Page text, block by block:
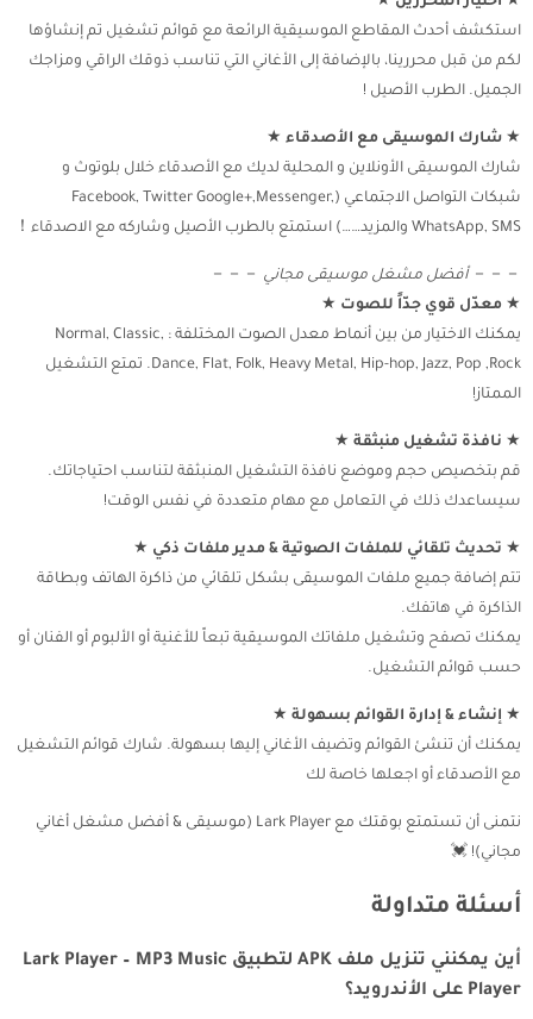
استكشف أحدث المقاطع الموسيقية الرائعة مع قوائم تشغيل تم إنشاؤها
لكم من قبل محررينا، بالإضافة إلى الأغاني التي تناسب ذوقك الراقي ومزاجك
الجميل. الطرب الأصيل !
★ شارك الموسيقى مع الأصدقاء ★
شارك الموسيقى الأونلاين و المحلية لديك مع الأصدقاء خلال بلوتوث و
شبكات التواصل الاجتماعي (Facebook, Twitter Google+,Messenger,
WhatsApp, SMS والمزيد……) استمتع بالطرب الأصيل وشاركه مع الاصدقاء！
－－－أفضل مشغل موسيقى مجاني －－－
★ معدّل قوي جدّاً للصوت ★
يمكنك الاختيار من بين أنماط معدل الصوت المختلفة : Normal, Classic,
Dance, Flat, Folk, Heavy Metal, Hip-hop, Jazz, Pop ,Rock. تمتع التشغيل
الممتاز!
★ نافذة تشغيل منبثقة ★
قم بتخصيص حجم وموضع نافذة التشغيل المنبثقة لتناسب احتياجاتك.
سيساعدك ذلك في التعامل مع مهام متعددة في نفس الوقت!
★ تحديث تلقائي للملفات الصوتية & مدير ملفات ذكي ★
تتم إضافة جميع ملفات الموسيقى بشكل تلقائي من ذاكرة الهاتف وبطاقة
الذاكرة في هاتفك.
يمكنك تصفح وتشغيل ملفاتك الموسيقية تبعاً للأغنية أو الألبوم أو الفنان أو
حسب قوائم التشغيل.
★ إنشاء & إدارة القوائم بسهولة ★
يمكنك أن تنشئ القوائم وتضيف الأغاني إليها بسهولة. شارك قوائم التشغيل
مع الأصدقاء أو اجعلها خاصة لك
نتمنى أن تستمتع بوقتك مع Lark Player (موسيقى & أفضل مشغل أغاني
مجاني)! 💓
أسئلة متداولة
أين يمكنني تنزيل ملف APK لتطبيق Lark Player – MP3 Music
Player على الأندرويد؟